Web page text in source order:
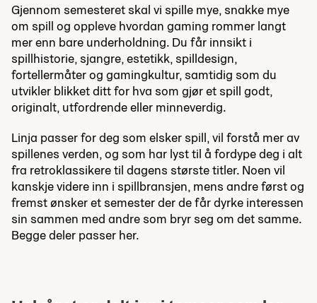
Gjennom semesteret skal vi spille mye, snakke mye
om spill og oppleve hvordan gaming rommer langt
mer enn bare underholdning. Du får innsikt i
spillhistorie, sjangre, estetikk, spilldesign,
fortellermåter og gamingkultur, samtidig som du
utvikler blikket ditt for hva som gjør et spill godt,
originalt, utfordrende eller minneverdig.
Linja passer for deg som elsker spill, vil forstå mer av
spillenes verden, og som har lyst til å fordype deg i alt
fra retroklassikere til dagens største titler. Noen vil
kanskje videre inn i spillbransjen, mens andre først og
fremst ønsker et semester der de får dyrke interessen
sin sammen med andre som bryr seg om det samme.
Begge deler passer her.